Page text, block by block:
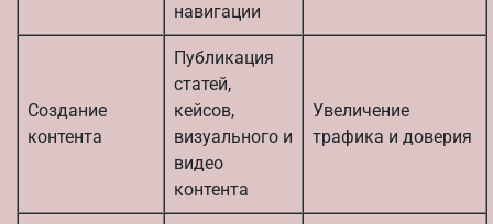
навигации
Создание
контента
Публикация
статей,
кейсов,
визуального и
видео
контента
Увеличение
трафика и доверия